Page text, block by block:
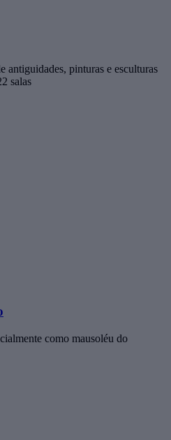
antiguidades, pinturas e esculturas
salas
como mausoléu do